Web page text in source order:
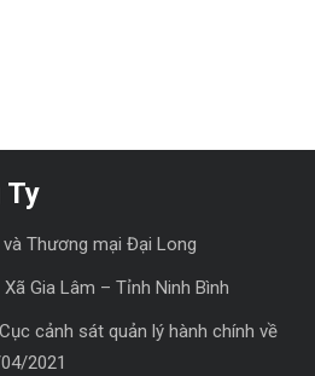
Ty
Thương mại Đại Long
Gia Lâm – Tỉnh Ninh Bình
cảnh sát quản lý hành chính về
2021